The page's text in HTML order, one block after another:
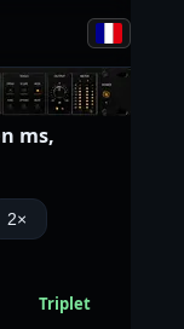
ms,
2×
Triplet